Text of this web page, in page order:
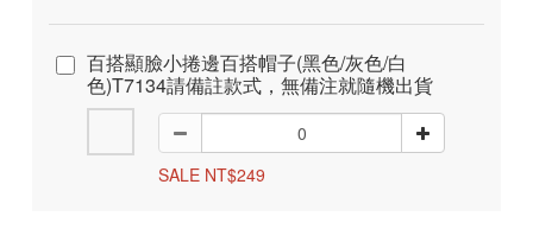
百搭顯臉小捲邊百搭帽子(黑色/灰色/白
色)T7134請備註款式，無備注就隨機出貨
SALE NT$249